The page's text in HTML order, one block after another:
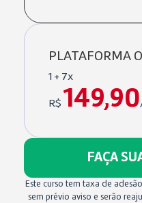
PLATAFORMA
1 + 7x
R$ 149,90
FAÇA
Este curso tem taxa de
sem prévio aviso e serão